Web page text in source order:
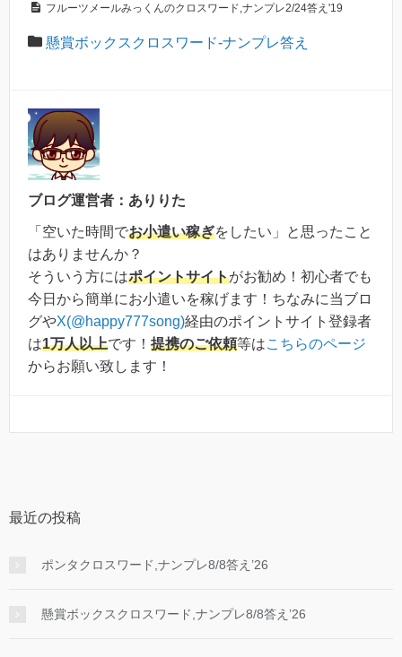
フルーツメールみっくんのクロスワード,ナンプレ2/24答え'19
懸賞ボックスクロスワード-ナンプレ答え
ブログ運営者：ありりた
「空いた時間でお小遣い稼ぎをしたい」と思ったこと
はありませんか？
そういう方にはポイントサイトがお勧め！初心者でも
今日から簡単にお小遣いを稼げます！ちなみに当ブロ
グやX(@happy777song)経由のポイントサイト登録者
は1万人以上です！ 提携のご依頼等はこちらのページ
からお願い致します！
最近の投稿
ポンタクロスワード,ナンプレ8/8答え’26
懸賞ボックスクロスワード,ナンプレ8/8答え’26